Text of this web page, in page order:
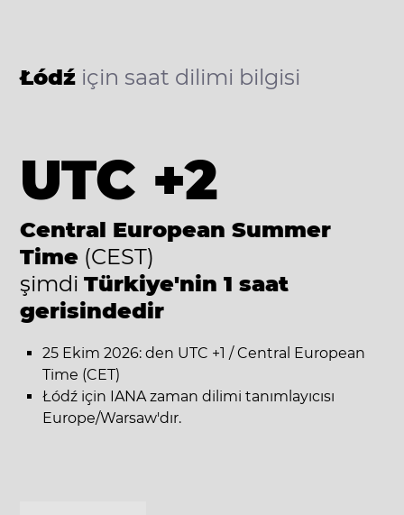
Łódź için saat dilimi bilgisi
UTC +2
Central European Summer
Time (CEST)
şimdi Türkiye'nin 1 saat
gerisindedir
25 Ekim 2026: den UTC +1 / Central European
Time (CET)
Łódź için IANA zaman dilimi tanımlayıcısı
Europe/Warsaw'dır.